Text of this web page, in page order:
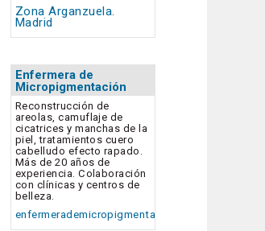
Zona Arganzuela.
Madrid
Enfermera de
Micropigmentación
Reconstrucción de
areolas, camuflaje de
cicatrices y manchas de la
piel, tratamientos cuero
cabelludo efecto rapado.
Más de 20 años de
experiencia. Colaboración
con clínicas y centros de
belleza.
enfermerademicropigmentacion.com